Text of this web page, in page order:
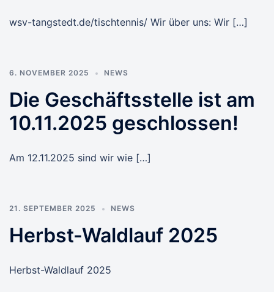
wsv-tangstedt.de/tischtennis/ Wir über uns: Wir […]
6. NOVEMBER 2025 NEWS
Die Geschäftsstelle ist am
10.11.2025 geschlossen!
Am 12.11.2025 sind wir wie […]
21. SEPTEMBER 2025 NEWS
Herbst-Waldlauf 2025
Herbst-Waldlauf 2025